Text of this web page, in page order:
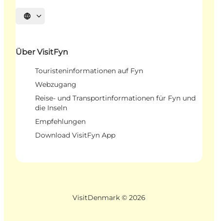
Sprache auswählen
Über VisitFyn
Touristeninformationen auf Fyn
Webzugang
Reise- und Transportinformationen für Fyn und
die Inseln
Empfehlungen
Download VisitFyn App
VisitDenmark © 2026